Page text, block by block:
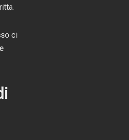
ci